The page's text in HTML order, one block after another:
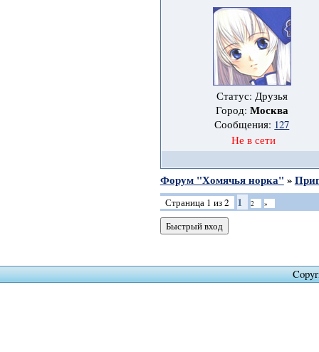
Статус: Друзья
Город: Москва
Сообщения: 127
Не в сети
Форум "Хомячья норка" »
Страница 1 из2 1 2 »